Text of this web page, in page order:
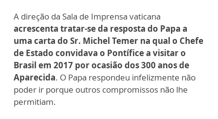
A direção da Sala de Imprensa vaticana
acrescenta tratar-se da resposta do Papa a
uma carta do Sr. Michel Temer na qual o Chefe
de Estado convidava o Pontífice a visitar o
Brasil em 2017 por ocasião dos 300 anos de
Aparecida. O Papa respondeu infelizmente não
poder ir porque outros compromissos não lhe
permitiam.